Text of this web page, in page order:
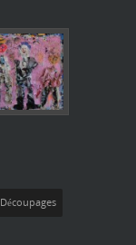
Découpages